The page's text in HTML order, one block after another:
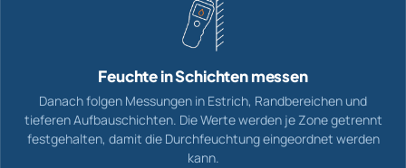
Feuchte in Schichten messen
Danach folgen Messungen in Estrich, Randbereichen und
tieferen Aufbauschichten. Die Werte werden je Zone getrennt
festgehalten, damit die Durchfeuchtung eingeordnet werden
kann.